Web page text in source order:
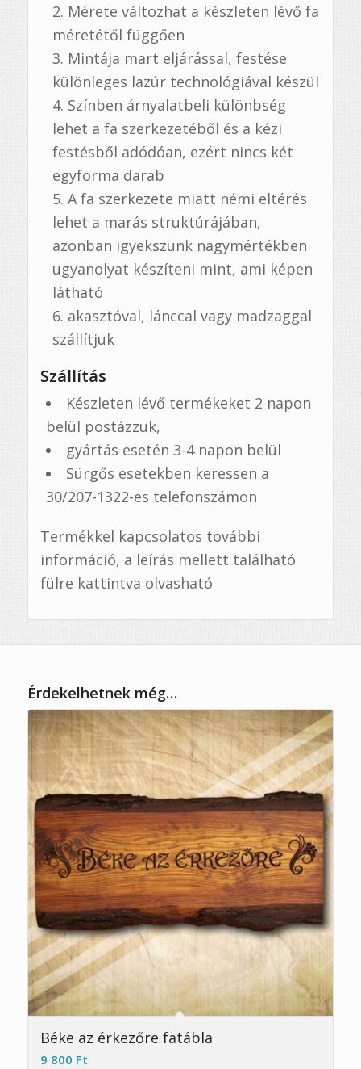
Mérete változhat a készleten lévő fa
méretétől függően
Mintája mart eljárással, festése
különleges lazúr technológiával készül
Színben árnyalatbeli különbség
lehet a fa szerkezetéből és a kézi
festésből adódóan, ezért nincs két
egyforma darab
A fa szerkezete miatt némi eltérés
lehet a marás struktúrájában,
azonban igyekszünk nagymértékben
ugyanolyat készíteni mint, ami képen
látható
akasztóval, lánccal vagy madzaggal
szállítjuk
Szállítás
Készleten lévő termékeket 2 napon
belül postázzuk,
gyártás esetén 3-4 napon belül
Sürgős esetekben keressen a
30/207-1322-es telefonszámon
Termékkel kapcsolatos további
információ, a leírás mellett található
fülre kattintva olvasható
Érdekelhetnek még…
Béke az érkezőre fatábla
9 800 Ft